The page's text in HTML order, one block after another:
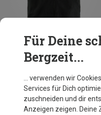
Du sparst 21%
Für Deine
Bergzeit...
… verwenden wir
Services für Dich
zuschneiden und dir
Anzeigen zeigen. Deine